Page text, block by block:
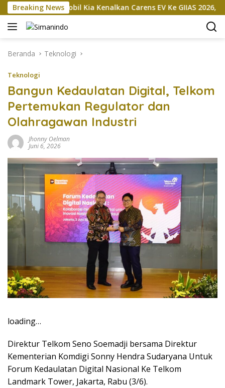
Langsung
ke
konten
Breaking News
Mobil Kia Kenalkan Carens EV Ke GIIAS 2026, Bakal
Beranda Teknologi
Teknologi
Bangun Kedaulatan Digital, Telkom
Pertemukan Regulator dan
Olahragawan Industri
Jhonny Oelman
Juni 6, 2026
loading…
Direktur Telkom Seno Soemadji bersama Direktur
Kementerian Komdigi Sonny Hendra Sudaryana Untuk
Forum Kedaulatan Digital Nasional Ke Telkom
Landmark Tower, Jakarta, Rabu (3/6).